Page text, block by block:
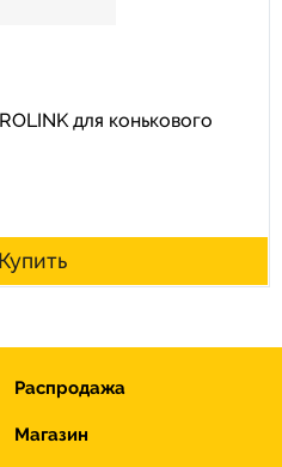
для конькового
Купить
Распродажа
Магазин